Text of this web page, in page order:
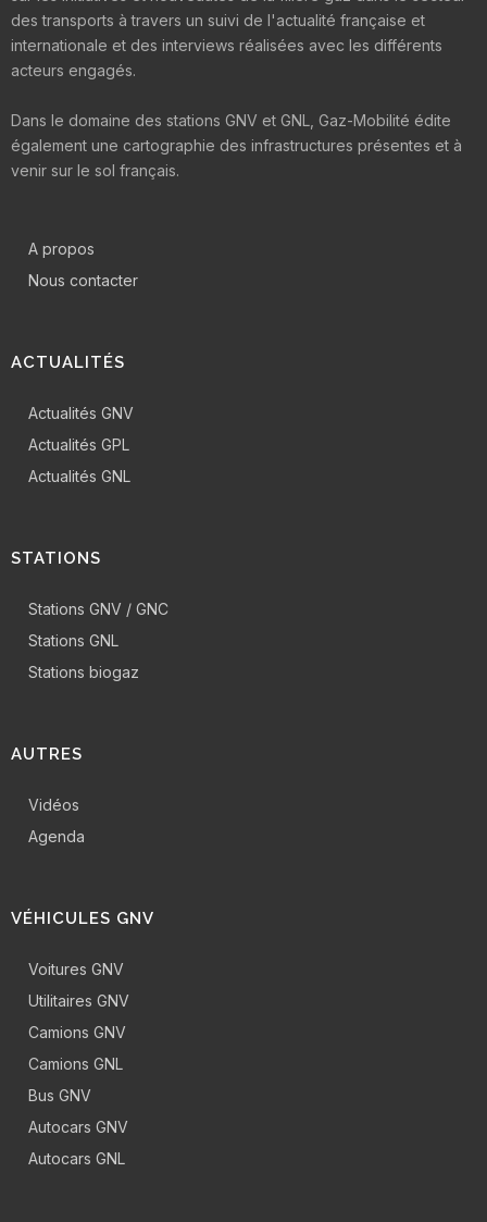
des transports à travers un suivi de l'actualité française et
internationale et des interviews réalisées avec les différents
acteurs engagés.
Dans le domaine des stations GNV et GNL, Gaz-Mobilité édite
également une cartographie des infrastructures présentes et à
venir sur le sol français.
A propos
Nous contacter
ACTUALITÉS
Actualités GNV
Actualités GPL
Actualités GNL
STATIONS
Stations GNV / GNC
Stations GNL
Stations biogaz
AUTRES
Vidéos
Agenda
VÉHICULES GNV
Voitures GNV
Utilitaires GNV
Camions GNV
Camions GNL
Bus GNV
Autocars GNV
Autocars GNL